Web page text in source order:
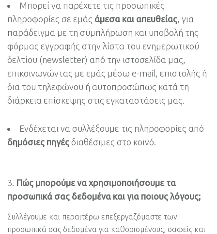
Μπορεί να παρέχετε τις προσωπικές
πληροφορίες σε εμάς άμεσα και απευθείας, για
παράδειγμα με τη συμπλήρωση και υποβολή της
φόρμας εγγραφής στην λίστα του ενημερωτικού
δελτίου (newsletter) από την ιστοσελίδα μας,
επικοινωνώντας με εμάς μέσω e-mail, επιστολής ή
δια του τηλεφώνου ή αυτοπροσώπως κατά τη
διάρκεια επίσκεψης στις εγκαταστάσεις μας.
Ενδέχεται να συλλέξουμε τις πληροφορίες από
δημόσιες πηγές διαθέσιμες στο κοινό.
Πώς μπορούμε να χρησιμοποιήσουμε τα
προσωπικά σας δεδομένα και για ποιους λόγους;
Συλλέγουμε και περαιτέρω επεξεργαζόμαστε των
προσωπικά σας δεδομένα για καθορισμένους, σαφείς και